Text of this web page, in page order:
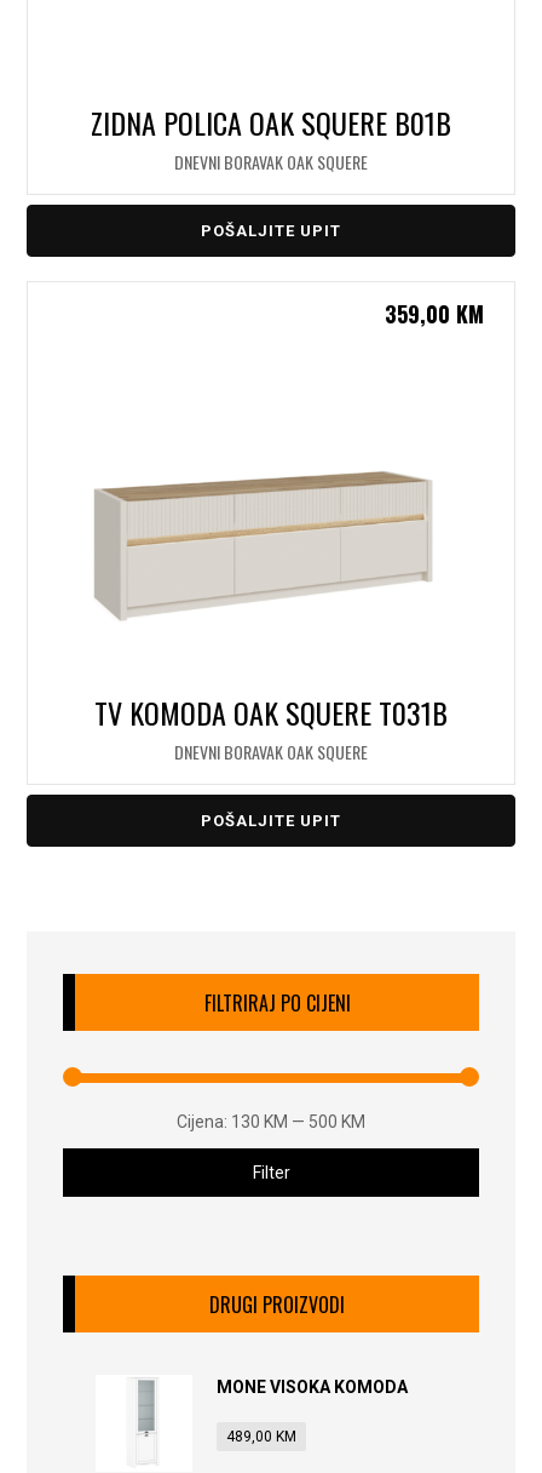
ZIDNA POLICA OAK SQUERE B01B
DNEVNI BORAVAK OAK SQUERE
POŠALJITE UPIT
TV KOMODA OAK SQUERE T031B
DNEVNI BORAVAK OAK SQUERE
359,00 KM
POŠALJITE UPIT
FILTRIRAJ PO CIJENI
Filter
Cijena: 130 KM — 500 KM
DRUGI PROIZVODI
MONE VISOKA KOMODA
489,00 KM